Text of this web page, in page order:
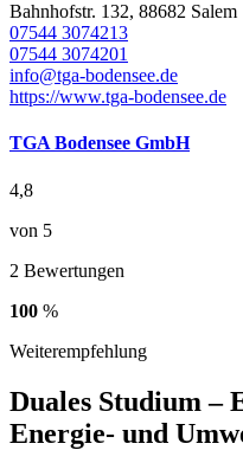
Bahnhofstr. 132, 88682 Salem
07544 3074213
07544 3074201
info@tga-bodensee.de
https://www.tga-bodensee.de
TGA Bodensee GmbH
4,8
von 5
2 Bewertungen
100 %
Weiterempfehlung
Duales Studium –
Energie- und